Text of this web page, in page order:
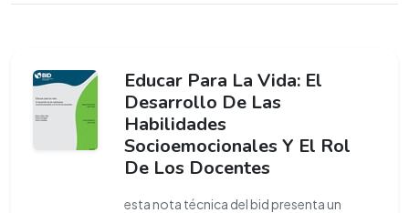
Educar Para La Vida: El
Desarrollo De Las
Habilidades
Socioemocionales Y El Rol
De Los Docentes
esta nota técnica del bid presenta un